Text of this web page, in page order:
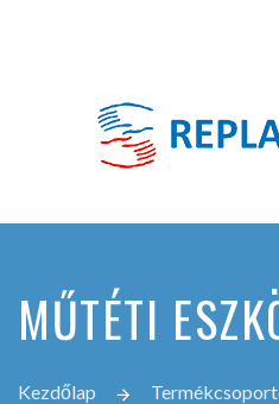
MŰTÉTI
Kezdőlap
meg